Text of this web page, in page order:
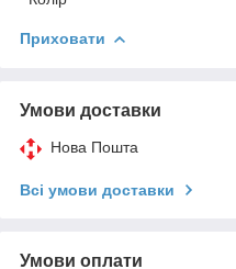
Приховати
Умови доставки
Нова Пошта
Всі умови доставки
Умови оплати